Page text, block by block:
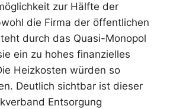
zur Hälfte der
die Firma der öffentlichen
durch das Quasi-Monopol
ein zu hohes finanzielles
Heizkosten würden so
Deutlich sichtbar ist dieser
Entsorgung